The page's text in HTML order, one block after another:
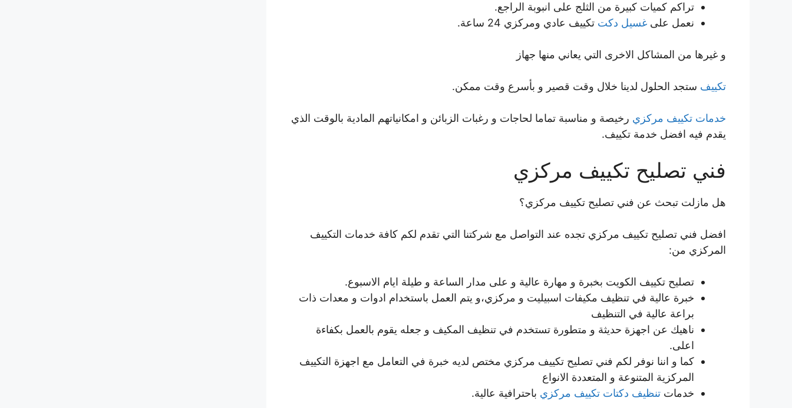
تراكم كميات كبيرة من الثلج على انبوبة الراجع.
نعمل على غسيل دكت تكييف عادي ومركزي 24 ساعة.
و غيرها من المشاكل الاخرى التي يعاني منها جهاز
تكييف ستجد الحلول لدينا خلال وقت قصير و بأسرع وقت ممكن.
خدمات تكييف مركزي رخيصة و مناسبة تماما لحاجات و رغبات الزبائن و امكانياتهم المادية بالوقت الذي
يقدم فيه افضل خدمة تكييف.
فني تصليح تكييف مركزي
هل مازلت تبحث عن فني تصليح تكييف مركزي؟
افضل فني تصليح تكييف مركزي تجده عند التواصل مع شركتنا التي تقدم لكم كافة خدمات التكييف
المركزي من:
تصليح تكييف الكويت بخبرة و مهارة عالية و على مدار الساعة و طيلة ايام الاسبوع.
خبرة عالية في تنظيف مكيفات اسبيليت و مركزي،و يتم العمل باستخدام ادوات و معدات ذات
براعة عالية في التنظيف
ناهيك عن اجهزة حديثة و متطورة تستخدم في تنظيف المكيف و جعله يقوم بالعمل بكفاءة
اعلى.
كما و اننا نوفر لكم فني تصليح تكييف مركزي مختص لديه خبرة في التعامل مع اجهزة التكييف
المركزية المتنوعة و المتعددة الانواع
خدمات تنظيف دكتات تكييف مركزي باحترافية عالية.